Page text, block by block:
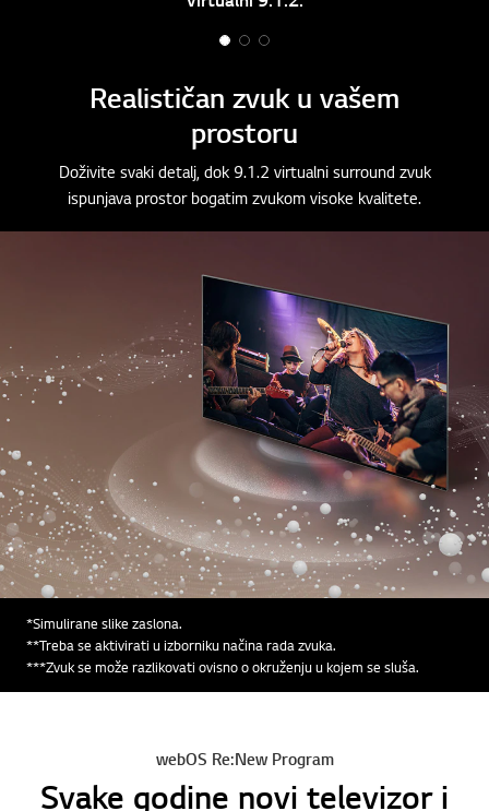
1
f
2
f
3
3
f
Realističan zvuk u vašem
prostoru
Doživite svaki detalj, dok 9.1.2 virtualni surround zvuk
ispunjava prostor bogatim zvukom visoke kvalitete.
*Simulirane slike zaslona.
**Treba se aktivirati u izborniku načina rada zvuka.
***Zvuk se može razlikovati ovisno o okruženju u kojem se sluša.
webOS Re:New Program
Svake godine novi televizor i